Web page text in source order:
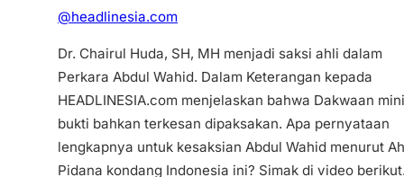
@headlinesia.com
Dr. Chairul Huda, SH, MH menjadi saksi ahli dalam
Perkara Abdul Wahid. Dalam Keterangan kepada
HEADLINESIA.com menjelaskan bahwa Dakwaan
bukti bahkan terkesan dipaksakan. Apa pernyataan
lengkapnya untuk kesaksian Abdul Wahid menurut
Pidana kondang Indonesia ini? Simak di video